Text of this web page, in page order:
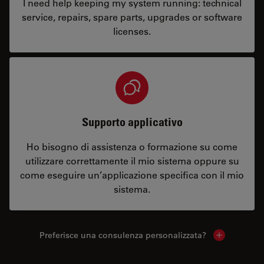
I need help keeping my system running: technical
service, repairs, spare parts, upgrades or software
licenses.
Supporto applicativo
Ho bisogno di assistenza o formazione su come
utilizzare correttamente il mio sistema oppure su
come eseguire un’applicazione specifica con il mio
sistema.
Preferisce una consulenza personalizzata? Show local